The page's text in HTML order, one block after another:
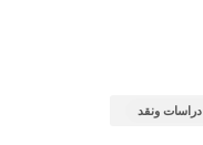
دراسات ونقد